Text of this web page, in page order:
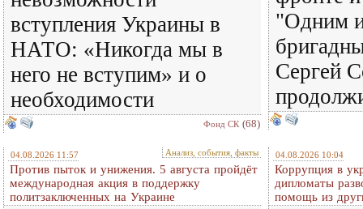
вступления Украины в
НАТО: «Никогда мы в
него не вступим» и о
необходимости
Фонд СК (68)
"Одним
Сергей
04.08.2026 11:57 Анализ, события, факты
Против пыток и унижения. 5 августа пройдёт
международная акция в поддержку
политзаключенных на Украине
04.08.2026 10:04
Коррупция в
дипломаты
помощь из